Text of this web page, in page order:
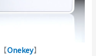
【Onekey】